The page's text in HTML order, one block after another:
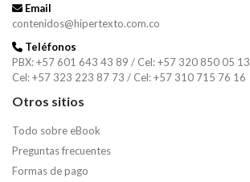
Email
contenidos@hipertexto.com.co
Teléfonos
PBX: +57 601 643 43 89 / Cel: +57 320 850 05 13
Cel: +57 323 223 87 73 / Cel: +57 310 715 76 16
Otros sitios
Todo sobre eBook
Preguntas frecuentes
Formas de pago